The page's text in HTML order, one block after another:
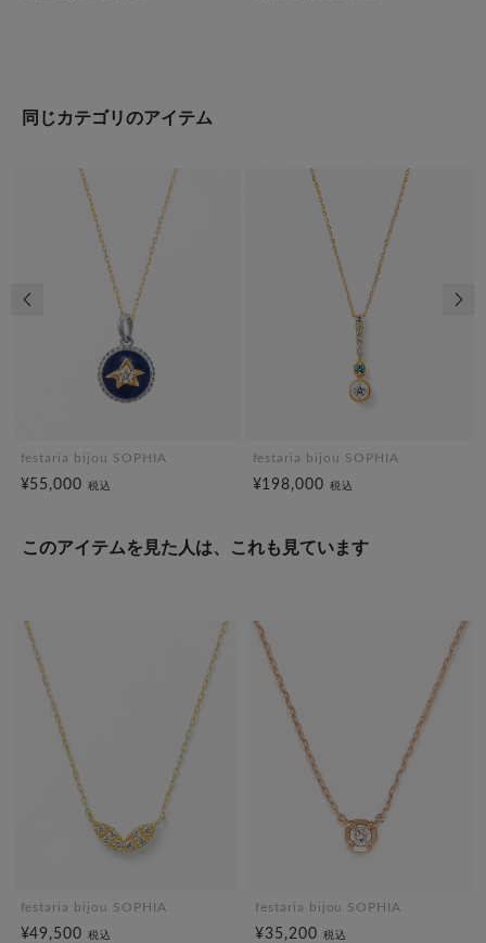
同じカテゴリのアイテム
festaria bijou SOPHIA
¥55,000税込
festaria bijou SOPHIA
¥198,000税込
前の画像
このアイテムを見た人は、これも見ています
festaria bijou SOPHIA
¥49,500税込
festaria bijou SOPHIA
¥35,200 税込